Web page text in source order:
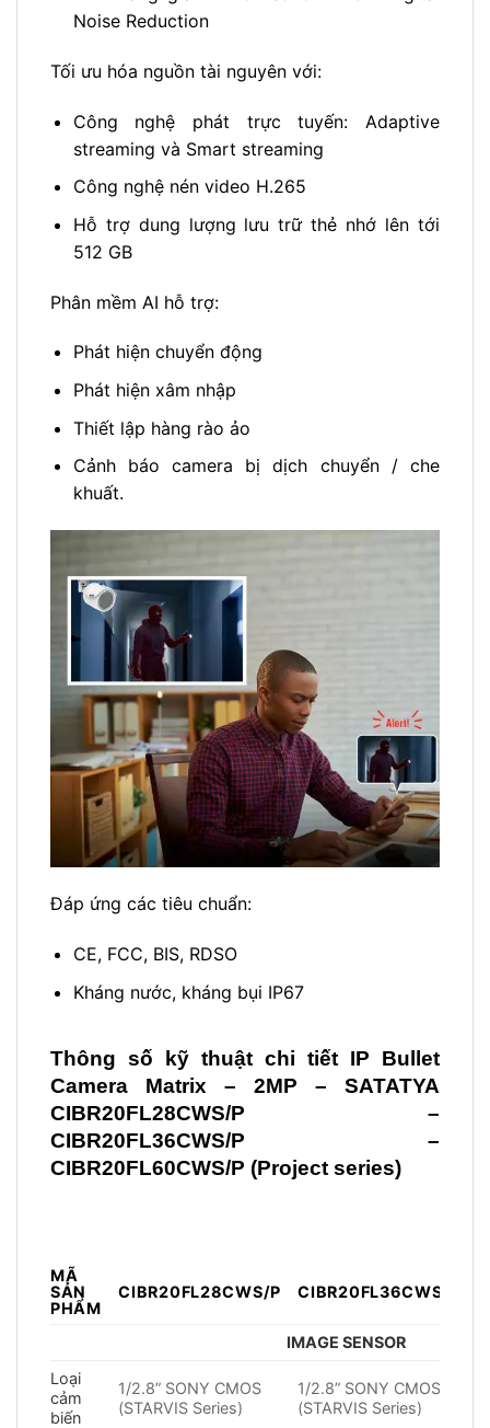
Noise Reduction
Tối ưu hóa nguồn tài nguyên với:
Công nghệ phát trực tuyến: Adaptive
streaming và Smart streaming
Công nghệ nén video H.265
Hỗ trợ dung lượng lưu trữ thẻ nhớ lên tới
512 GB
Phân mềm AI hỗ trợ:
Phát hiện chuyển động
Phát hiện xâm nhập
Thiết lập hàng rào ảo
Cảnh báo camera bị dịch chuyển / che
khuất.
Đáp ứng các tiêu chuẩn:
CE, FCC, BIS, RDSO
Kháng nước, kháng bụi IP67
Thông số kỹ thuật chi tiết IP Bullet
Camera Matrix – 2MP – SATATYA
CIBR20FL28CWS/P –
CIBR20FL36CWS/P –
CIBR20FL60CWS/P (Project series)
MÃ
SẢN
PHẨM
CIBR20FL28CWS/P CIBR20FL36CWS/P
IMAGE SENSOR
Loại
cảm
biến
1/2.8” SONY CMOS
(STARVIS Series)
1/2.8” SONY CMOS
(STARVIS Series)